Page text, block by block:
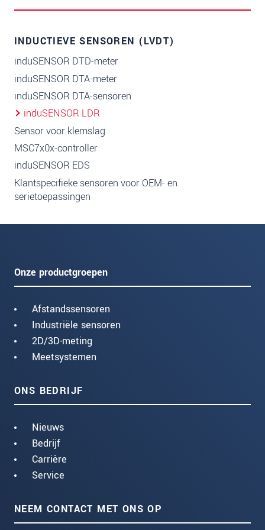
INDUCTIEVE SENSOREN (LVDT)
induSENSOR DTD-meter
induSENSOR DTA-meter
induSENSOR DTA-sensoren
induSENSOR LDR
Sensor voor klemslag
MSC7x0x-controller
induSENSOR EDS
Klantspecifieke sensoren voor OEM- en
serietoepassingen
Onze productgroepen
Afstandssensoren
Industriële sensoren
2D/3D-meting
Meetsystemen
ONS BEDRIJF
Nieuws
Bedrijf
Carrière
Service
NEEM CONTACT MET ONS OP